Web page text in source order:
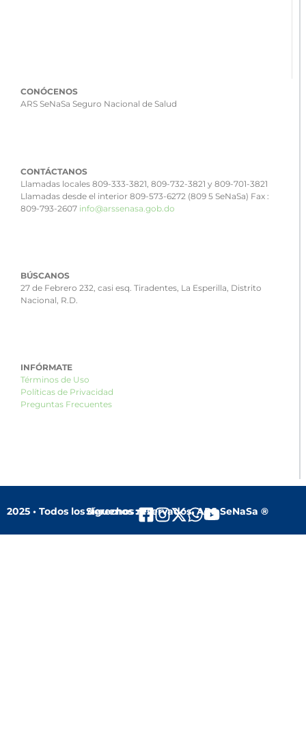
CONÓCENOS
ARS SeNaSa Seguro Nacional de Salud
CONTÁCTANOS
Llamadas locales 809-333-3821, 809-732-3821 y 809-701-3821
Llamadas desde el interior 809-573-6272 (809 5 SeNaSa) Fax :
809-793-2607 info@arssenasa.gob.do
BÚSCANOS
27 de Febrero 232, casi esq. Tiradentes, La Esperilla, Distrito
Nacional, R.D.
INFÓRMATE
Términos de Uso
Políticas de Privacidad
Preguntas Frecuentes
2025 • Todos los derechos reservados. ARS SeNaSa ®
Síguenos :